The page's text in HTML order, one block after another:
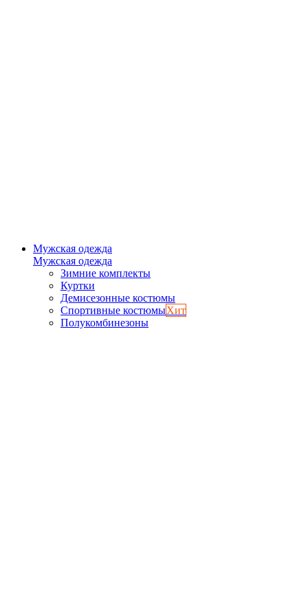
Мужская одежда
Мужская одежда
Зимние комплекты
Куртки
Демисезонные костюмы
Спортивные костюмыХит
Полукомбинезоны